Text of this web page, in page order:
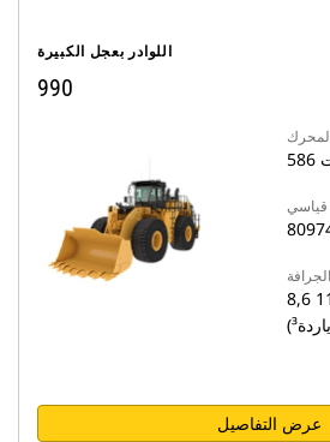
اللوادر بعجل الكبيرة
990
قياسي
8,6 م³ ‏– 10,0 م³ ‏(11,25
عرض التفاصيل